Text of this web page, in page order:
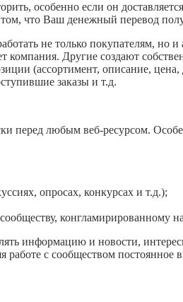
особенно если он
что Ваш денежный перевод
не только покупателям, но
компания. Другие создают
(ассортимент, описание,
заказы и т.д.
перед любым веб-ресурсом.
опросах, конкурсах и т.д.);
конгламирированному
информацию и новости,
работе с сообществом